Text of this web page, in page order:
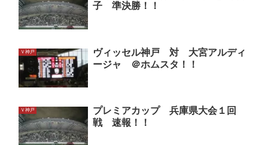
子 準決勝！！
Ｖ神戸
ヴィッセル神戸 対 大宮アルディ
ージャ ＠ホムスタ！！
Ｖ神戸
プレミアカップ 兵庫県大会１回
戦 速報！！